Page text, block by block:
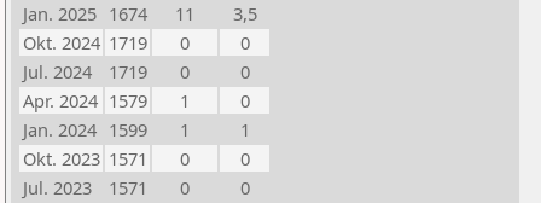
Jan. 2025 1674 11
3,5
Okt. 2024 1719 0
0
Jul. 2024
1719 0
0
Apr. 2024 1579 1
0
Jan. 2024 1599 1
1
Okt. 2023 1571 0
0
Jul. 2023
1571 0
0